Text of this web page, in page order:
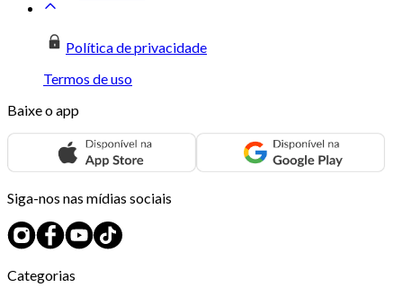
Política de privacidade
Termos de uso
Baixe o app
Siga-nos nas mídias sociais
Categorias